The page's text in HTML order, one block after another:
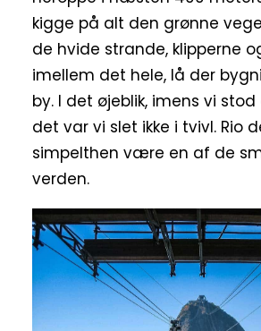
kigge på alt den grønne
de hvide strande, klipperne
imellem det hele, lå der
by. I det øjeblik, imens vi
det var vi slet ikke i tvivl. Rio
simpelthen være en af de
verden.